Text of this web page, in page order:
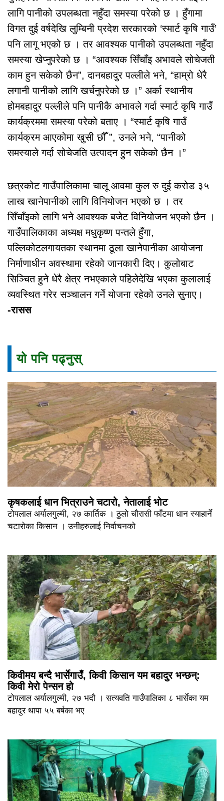
लागि पानीको उपलब्धता नहुँदा समस्या परेको छ । हुँगामा
विगत दुई वर्षदेखि लुम्बिनी प्रदेश सरकारको ‘स्मार्ट कृषि गाउँ’
पनि लागू भएको छ । तर आवश्यक पानीको उपलब्धता नहुँदा
समस्या खेप्नुपरेको छ । “आवश्यक सिँचाँइ अभावले सोचेजती
काम हुन सकेको छैन”, दानबहादुर पल्लीले भने, “हाम्रो धेरै
लगानी पानीको लागि खर्चनुपरेको छ ।” अर्का स्थानीय
होमबहादुर पल्लीले पनि पानीकै अभावले गर्दा स्मार्ट कृषि गाउँ
कार्यक्रममा समस्या परेको बताए । “स्मार्ट कृषि गाउँ
कार्यक्रम आएकोमा खुसी छौँ ”, उनले भने, “पानीको
समस्याले गर्दा सोचेजति उत्पादन हुन सकेको छैन ।”
छत्रकोट गाउँपालिकामा चालू आवमा कुल रु दुई करोड ३५
लाख खानेपानीको लागि विनियोजन भएको छ । तर
सिँचाँइको लागि भने आवश्यक बजेट विनियोजन भएको छैन ।
गाउँपालिकाका अध्यक्ष मधुकृष्ण पन्तले हुँगा,
पल्लिकोटलगायतका स्थानमा ठूला खानेपानीका आयोजना
निर्माणाधीन अवस्थामा रहेको जानकारी दिए। कुलोबाट
सिञ्चित हुने धेरै क्षेत्र नभएकाले पहिलेदेखि भएका कुलालाई
व्यवस्थित गरेर सञ्चालन गर्ने योजना रहेको उनले सुनाए।
-रासस
यो पनि पढ्नुस्
कृषकलाई धान भित्राउने चटारो, नेतालाई भोट
टोपलाल अर्यालगुल्मी, २७ कार्तिक । ठुलो चौरासी फाँटमा धान स्याहार्ने
चटारोका किसान । उनीहरुलाई निर्वाचनको
किवीमय बन्दै भार्सेगाउँ, किवी किसान यम बहादुर भन्छन्:
किवी मेरो पेन्सन हो
टोपलाल अर्यालगुल्मी, २७ भदौ । सत्यवति गाउँपालिका ८ भार्सेका यम
बहादुर थापा ५५ बर्षका भए